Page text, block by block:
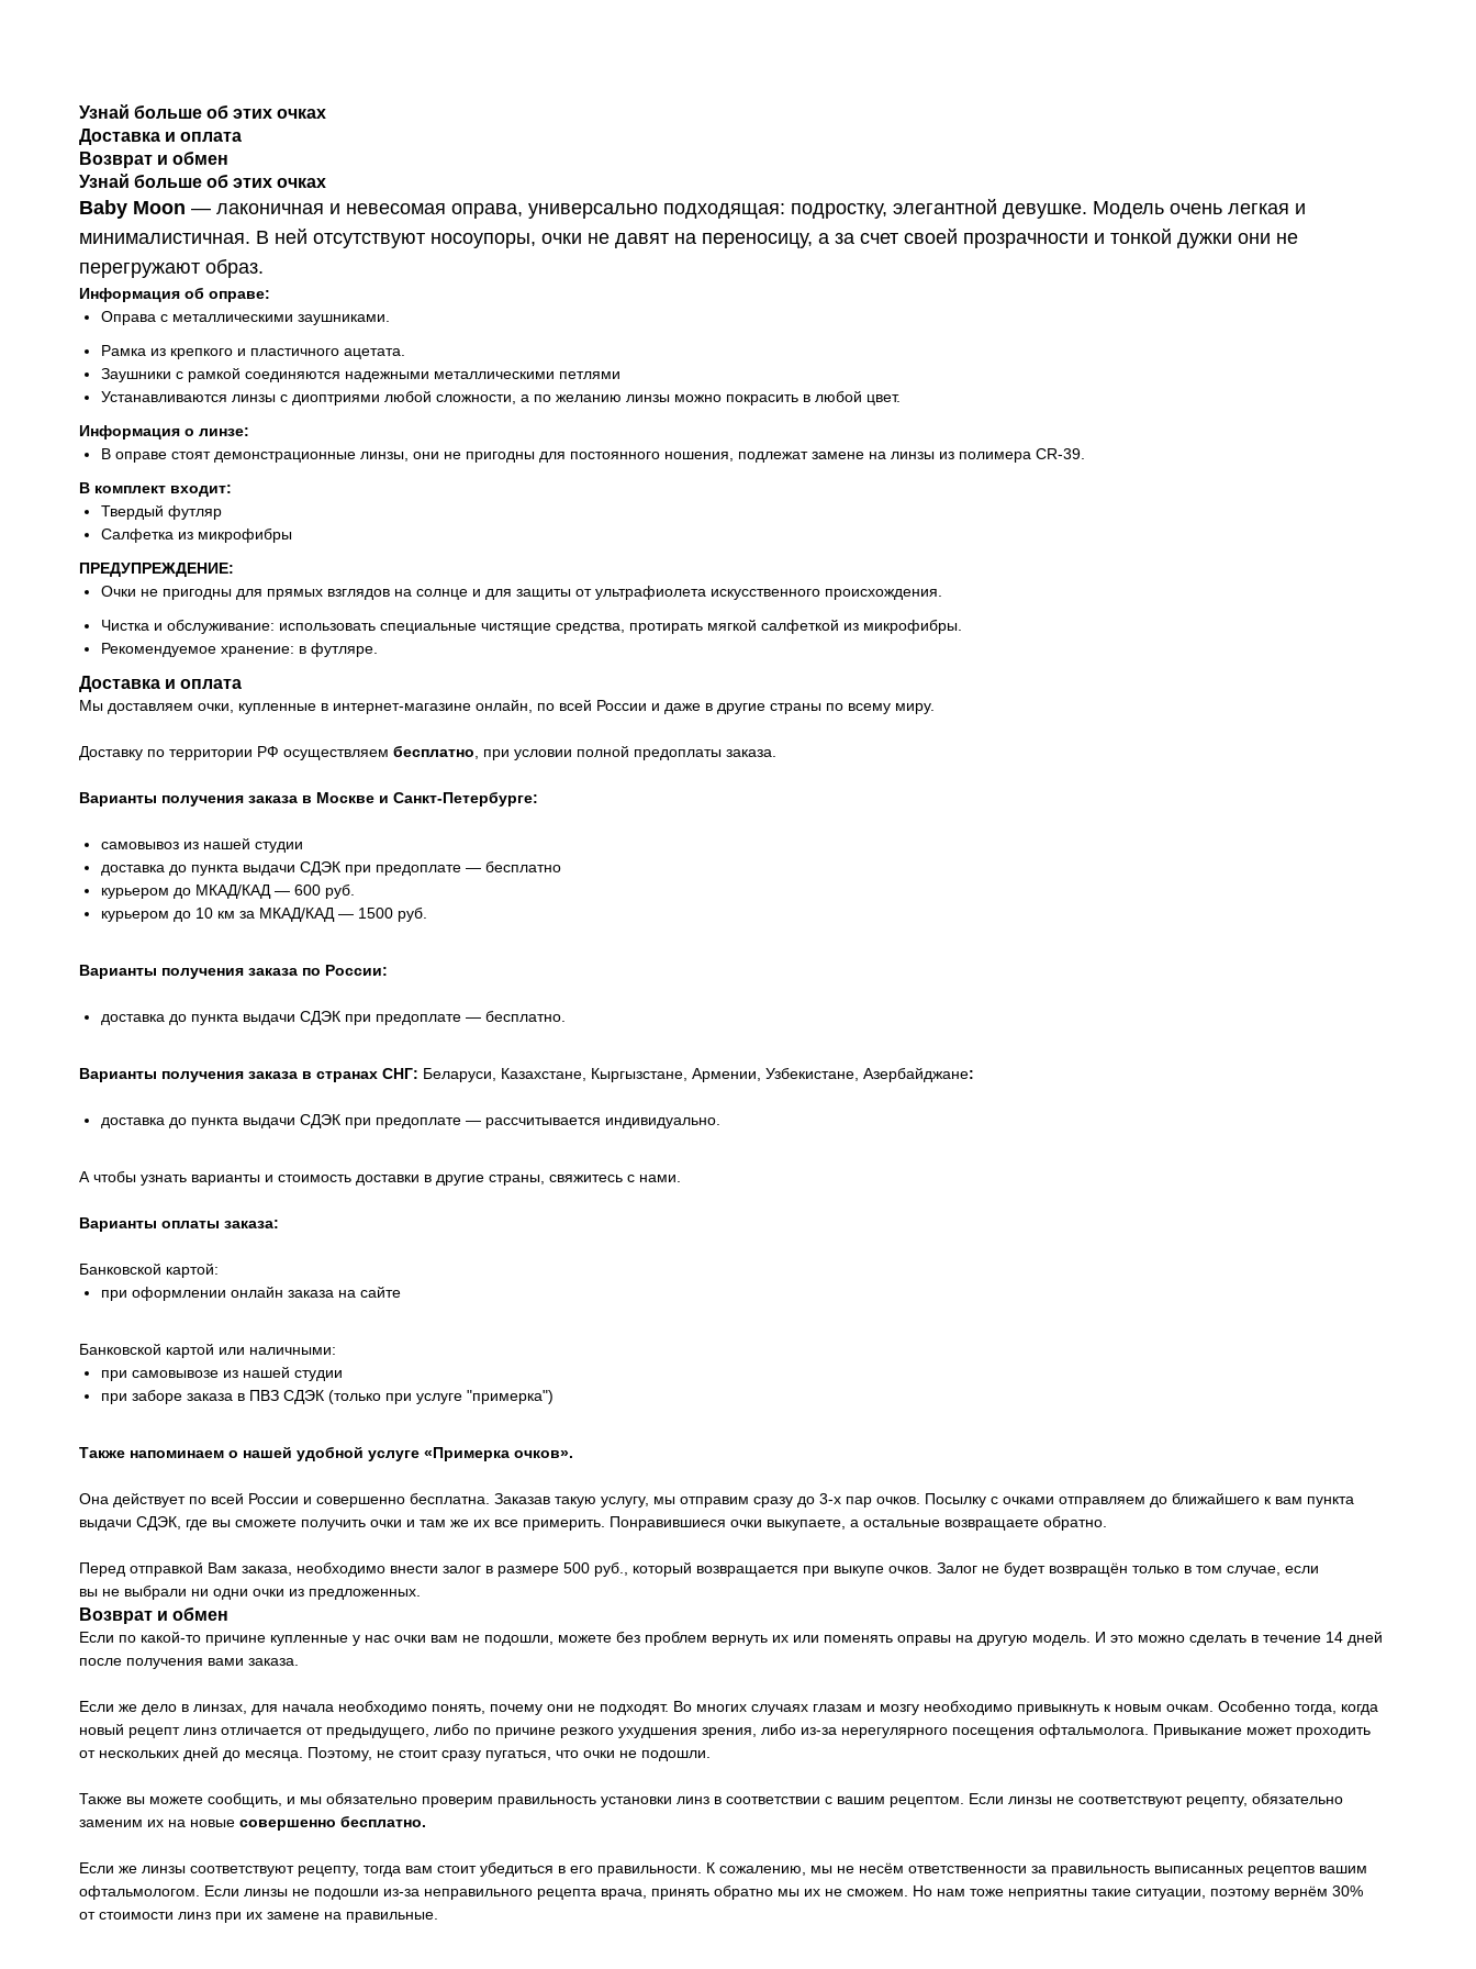
Узнай больше об этих очках
Доставка и оплата
Возврат и обмен
Узнай больше об этих очках
Baby Moon — лаконичная и невесомая оправа, универсально подходящая: подростку, элегантной девушке. Модель очень легкая и
минималистичная. В ней отсутствуют носоупоры, очки не давят на переносицу, а за счет своей прозрачности и тонкой дужки они не
перегружают образ.
Информация об оправе:
Оправа с металлическими заушниками.
Рамка из крепкого и пластичного ацетата.
Заушники с рамкой соединяются надежными металлическими петлями
Устанавливаются линзы с диоптриями любой сложности, а по желанию линзы можно покрасить в любой цвет.
Информация о линзе:
В оправе стоят демонстрационные линзы, они не пригодны для постоянного ношения, подлежат замене на линзы из полимера CR-39.
В комплект входит:
Твердый футляр
Салфетка из микрофибры
ПРЕДУПРЕЖДЕНИЕ:
Очки не пригодны для прямых взглядов на солнце и для защиты от ультрафиолета искусственного происхождения.
Чистка и обслуживание: использовать специальные чистящие средства, протирать мягкой салфеткой из микрофибры.
Рекомендуемое хранение: в футляре.
Доставка и оплата
Мы доставляем очки, купленные в интернет-магазине онлайн, по всей России и даже в другие страны по всему миру.
Доставку по территории РФ осуществляем бесплатно , при условии полной предоплаты заказа.
Варианты получения заказа в Москве и Санкт-Петербурге:
самовывоз из нашей студии
доставка до пункта выдачи СДЭК при предоплате — бесплатно
курьером до МКАД/КАД — 600 руб.
курьером до 10 км за МКАД/КАД — 1500 руб.
Варианты получения заказа по России:
доставка до пункта выдачи СДЭК при предоплате — бесплатно.
Варианты получения заказа в странах СНГ: Беларуси, Казахстане, Кыргызстане, Армении, Узбекистане, Азербайджане:
доставка до пункта выдачи СДЭК при предоплате — рассчитывается индивидуально.
А чтобы узнать варианты и стоимость доставки в другие страны, свяжитесь с нами.
Варианты оплаты заказа:
Банковской картой:
при оформлении онлайн заказа на сайте
Банковской картой или наличными:
при самовывозе из нашей студии
при заборе заказа в ПВЗ СДЭК (только при услуге "примерка")
Также напоминаем о нашей удобной услуге «Примерка очков».
Она действует по всей России и совершенно бесплатна. Заказав такую услугу, мы отправим сразу до 3-х пар очков. Посылку с очками отправляем до ближайшего к вам пункта
выдачи СДЭК, где вы сможете получить очки и там же их все примерить. Понравившиеся очки выкупаете, а остальные возвращаете обратно.
Перед отправкой Вам заказа, необходимо внести залог в размере 500 руб., который возвращается при выкупе очков. Залог не будет возвращён только в том случае, если
вы не выбрали ни одни очки из предложенных.
Возврат и обмен
Если по какой-то причине купленные у нас очки вам не подошли, можете без проблем вернуть их или поменять оправы на другую модель. И это можно сделать в течение 14 дней
после получения вами заказа.
Если же дело в линзах, для начала необходимо понять, почему они не подходят. Во многих случаях глазам и мозгу необходимо привыкнуть к новым очкам. Особенно тогда, когда
новый рецепт линз отличается от предыдущего, либо по причине резкого ухудшения зрения, либо из-за нерегулярного посещения офтальмолога. Привыкание может проходить
от нескольких дней до месяца. Поэтому, не стоит сразу пугаться, что очки не подошли.
Также вы можете сообщить, и мы обязательно проверим правильность установки линз в соответствии с вашим рецептом. Если линзы не соответствуют рецепту, обязательно
заменим их на новые совершенно бесплатно.
Если же линзы соответствуют рецепту, тогда вам стоит убедиться в его правильности. К сожалению, мы не несём ответственности за правильность выписанных рецептов вашим
офтальмологом. Если линзы не подошли из-за неправильного рецепта врача, принять обратно мы их не сможем. Но нам тоже неприятны такие ситуации, поэтому вернём 30%
от стоимости линз при их замене на правильные.